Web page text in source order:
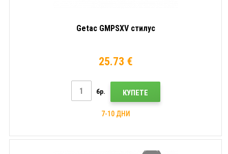
Getac GMPSXV стилус
25.73 €
бр. КУПЕТЕ
7-10 ДНИ